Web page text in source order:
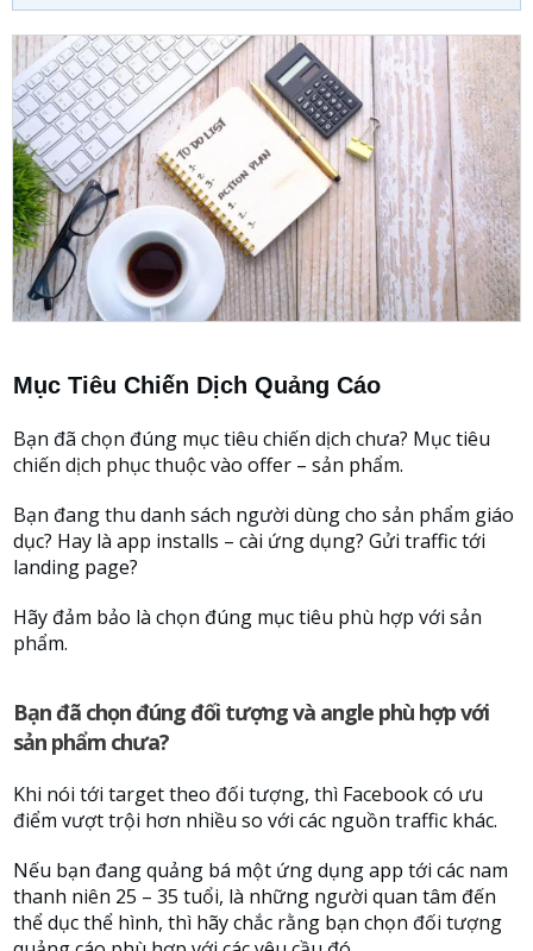
Mục Tiêu Chiến Dịch Quảng Cáo
Bạn đã chọn đúng mục tiêu chiến dịch chưa? Mục tiêu
chiến dịch phục thuộc vào offer – sản phẩm.
Bạn đang thu danh sách người dùng cho sản phẩm giáo
dục? Hay là app installs – cài ứng dụng? Gửi traffic tới
landing page?
Hãy đảm bảo là chọn đúng mục tiêu phù hợp với sản
phẩm.
Bạn đã chọn đúng đối tượng và angle phù hợp với
sản phẩm chưa?
Khi nói tới target theo đối tượng, thì Facebook có ưu
điểm vượt trội hơn nhiều so với các nguồn traffic khác.
Nếu bạn đang quảng bá một ứng dụng app tới các nam
thanh niên 25 – 35 tuổi, là những người quan tâm đến
thể dục thể hình, thì hãy chắc rằng bạn chọn đối tượng